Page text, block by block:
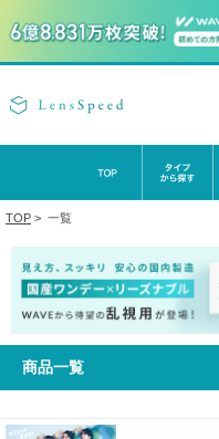
TOP > 一覧
商品一覧